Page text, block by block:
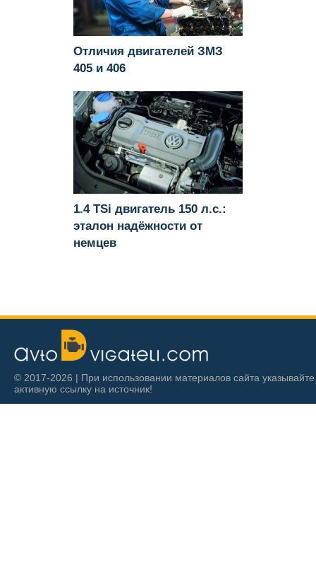
Отличия двигателей ЗМЗ
405 и 406
1.4 TSi двигатель 150 л.с.:
эталон надёжности от
немцев
© 2017-2026 | При использовании материалов сайта указывайте
активную ссылку на источник!